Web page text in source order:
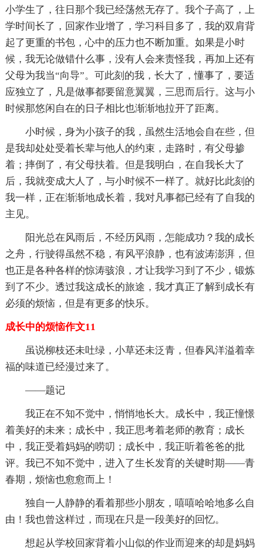
小学生了，往日那个我已经荡然无存了。我个子高了，上
学时间长了，回家作业增了，学习科目多了，我的双肩背
起了更重的书包，心中的压力也不断加重。如果是小时
候，我无论做错什么事，没有人会来责怪我，再加上还有
父母为我当“向导”。可此刻的我，长大了，懂事了，要适
应独立了，凡是做事都要留意翼翼，三思而后行。这与小
时候那悠闲自在的日子相比也渐渐地拉开了距离。
小时候，身为小孩子的我，虽然生活地会自在些，但
是我却处处受着长辈与他人的约束，走路时，有父母掺
着；摔倒了，有父母扶着。但是我明白，在自我长大了
后，我就变成大人了，与小时候不一样了。就好比此刻的
我一样，正在渐渐地成长着，我对凡事都已经有了自我的
主见。
阳光总在风雨后，不经历风雨，怎能成功？我的成长
之舟，行驶得虽然不稳，有风平浪静，也有波涛澎湃，但
也正是各种各样的惊涛骇浪，才让我学习到了不少，锻炼
到了不少。透过我这成长的旅途，我才真正了解到成长有
必须的烦恼，但是有更多的快乐。
成长中的烦恼作文11
虽说柳枝还未吐绿，小草还未泛青，但春风洋溢着幸
福的味道已经漫过来了。
——题记
我正在不知不觉中，悄悄地长大。成长中，我正憧憬
着美好的未来；成长中，我正思考着老师的教育；成长
中，我正受着妈妈的唠叨；成长中，我正听着爸爸的批
评。我已不知不觉中，进入了生长发育的关键时期——青
春期，烦恼也愈愈而上！
独自一人静静的看着那些小朋友，嘻嘻哈哈地多么自
由！我也曾这样过，而现在只是一段美好的回忆。
想起从学校回家背着小山似的作业而迎来的却是妈妈